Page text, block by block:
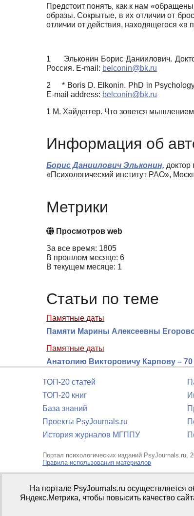
Предстоит понять, как к нам
образы. Сокрытые, в их отличии от
отличии от действия, находящегося «в
1 Эльконин Борис Даниилович.
Россия. E-mail: belconin@bk.ru
2* Boris D. Elkonin. PhD in
E-mail address: belconin@bk.ru
1 М. Хайдеггер. Что зовется
Информация об
Борис Даниилович Эльконин,
«Психологический институт РАО»,
Метрики
Просмотров web
За все время: 1805
В прошлом месяце: 6
В текущем месяце: 1
Статьи по теме
Памятные даты
Памяти Марины Алексеевны
Памятные даты
Анатолию Викторовичу Карпову – 70
ТОП-20 статей
ТОП-20 книг
База знаний
Проекты PsyJournals.ru
История журналов МГППУ
Портал психологических изданий PsyJournals.ru,
Правила использования материалов
Свидетельство регистрации СМИЭл № ФС77-
Издатель:ФГБОУ ВО МГППУ
На портале PsyJournals.ru осуществляется
Яндекс.Метрика, чтобы повысить качество